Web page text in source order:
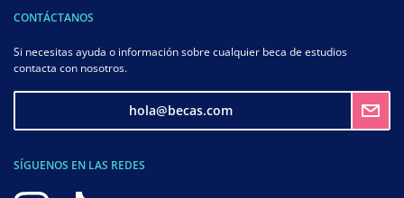
CONTÁCTANOS
Si necesitas ayuda o información sobre cualquier beca de estudios
contacta con nosotros.
hola@becas.com
SÍGUENOS EN LAS REDES